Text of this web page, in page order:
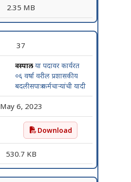
2.35 MB
37
वस्त्रपालया पदावर कार्यरत
०६ वर्षा वरील प्रशासकीय
बदलीसपात्र कर्मचाऱ्यांची यादी
May 6, 2023
वस्त्रपाल या पदावर कार्यरत ०६
Download
530.7 KB